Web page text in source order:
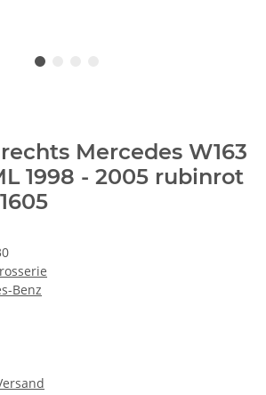
Mercedes W163
1998 - 2005 rubinrot
Benz